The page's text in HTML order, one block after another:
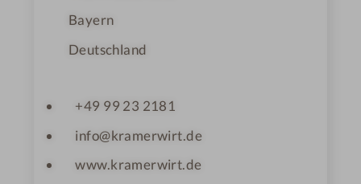
Bayern
Deutschland
+49 99 23 2181
info@kramerwirt.de
www.kramerwirt.de